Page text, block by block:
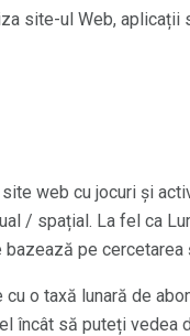
site-ul Web,
web cu jocuri și
/ spațial. La fel ca
pe cercetarea
o taxă lunară de
încât să puteți vedea